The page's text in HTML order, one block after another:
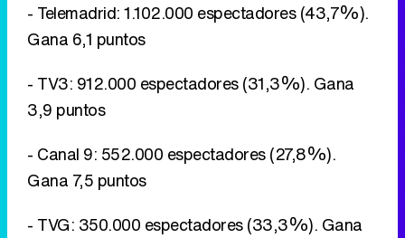
- Telemadrid: 1.102.000 espectadores (43,7%).
Gana 6,1 puntos
- TV3: 912.000 espectadores (31,3%). Gana
3,9 puntos
- Canal 9: 552.000 espectadores (27,8%).
Gana 7,5 puntos
- TVG: 350.000 espectadores (33,3%). Gana